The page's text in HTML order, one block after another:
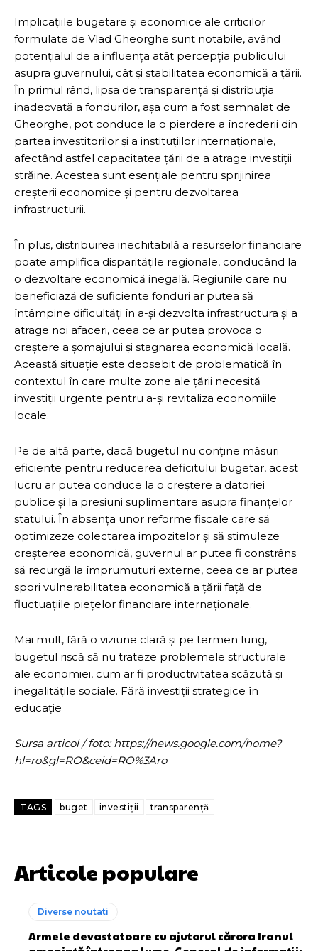
Implicațiile bugetare și economice ale criticilor
formulate de Vlad Gheorghe sunt notabile, având
potențialul de a influența atât percepția publicului
asupra guvernului, cât și stabilitatea economică a țării.
În primul rând, lipsa de transparență și distribuția
inadecvată a fondurilor, așa cum a fost semnalat de
Gheorghe, pot conduce la o pierdere a încrederii din
partea investitorilor și a instituțiilor internaționale,
afectând astfel capacitatea țării de a atrage investiții
străine. Acestea sunt esențiale pentru sprijinirea
creșterii economice și pentru dezvoltarea
infrastructurii.
În plus, distribuirea inechitabilă a resurselor financiare
poate amplifica disparitățile regionale, conducând la
o dezvoltare economică inegală. Regiunile care nu
beneficiază de suficiente fonduri ar putea să
întâmpine dificultăți în a-și dezvolta infrastructura și a
atrage noi afaceri, ceea ce ar putea provoca o
creștere a șomajului și stagnarea economică locală.
Această situație este deosebit de problematică în
contextul în care multe zone ale țării necesită
investiții urgente pentru a-și revitaliza economiile
locale.
Pe de altă parte, dacă bugetul nu conține măsuri
eficiente pentru reducerea deficitului bugetar, acest
lucru ar putea conduce la o creștere a datoriei
publice și la presiuni suplimentare asupra finanțelor
statului. În absența unor reforme fiscale care să
optimizeze colectarea impozitelor și să stimuleze
creșterea economică, guvernul ar putea fi constrâns
să recurgă la împrumuturi externe, ceea ce ar putea
spori vulnerabilitatea economică a țării față de
fluctuațiile piețelor financiare internaționale.
Mai mult, fără o viziune clară și pe termen lung,
bugetul riscă să nu trateze problemele structurale
ale economiei, cum ar fi productivitatea scăzută și
inegalitățile sociale. Fără investiții strategice în
educație
Sursa articol / foto: https://news.google.com/home?
hl=ro&gl=RO&ceid=RO%3Aro
TAGS buget investiții transparență
Articole populare
Diverse noutati
Armele devastatoare cu ajutorul cărora Iranul